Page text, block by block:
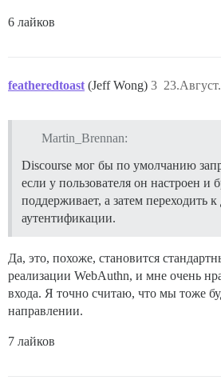
6 лайков
featheredtoast (Jeff Wong) 3
Martin_Brennan:
Discourse мог бы по умолчанию
если у пользователя он настроен и
поддерживает, а затем переходить
аутентификации.
Да, это, похоже, становится
реализации WebAuthn, и мне очень
входа. Я точно считаю, что мы тоже
направлении.
7 лайков